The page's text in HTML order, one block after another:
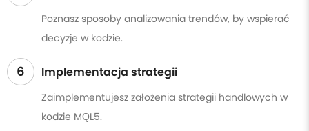
Poznasz sposoby analizowania trendów, by wspierać
decyzje w kodzie.
6 Implementacja strategii
Zaimplementujesz założenia strategii handlowych w
kodzie MQL5.